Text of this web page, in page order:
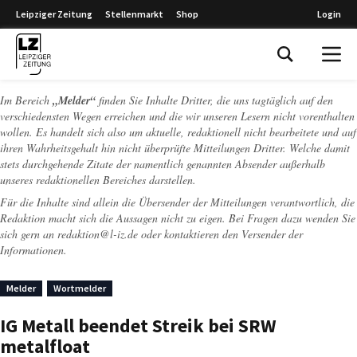
Leipziger Zeitung Stellenmarkt Shop Login
Im Bereich „Melder“ finden Sie Inhalte Dritter, die uns tagtäglich auf den
verschiedensten Wegen erreichen und die wir unseren Lesern nicht vorenthalten
wollen. Es handelt sich also um aktuelle, redaktionell nicht bearbeitete und auf
ihren Wahrheitsgehalt hin nicht überprüfte Mitteilungen Dritter. Welche damit
stets durchgehende Zitate der namentlich genannten Absender außerhalb
unseres redaktionellen Bereiches darstellen.
Für die Inhalte sind allein die Übersender der Mitteilungen verantwortlich, die
Redaktion macht sich die Aussagen nicht zu eigen. Bei Fragen dazu wenden Sie
sich gern an redaktion@l-iz.de oder kontaktieren den Versender der
Informationen.
Melder Wortmelder
IG Metall beendet Streik bei SRW
metalfloat